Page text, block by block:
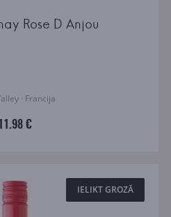
Rose D Anjou
· Francija
€
IELIKT GROZĀ